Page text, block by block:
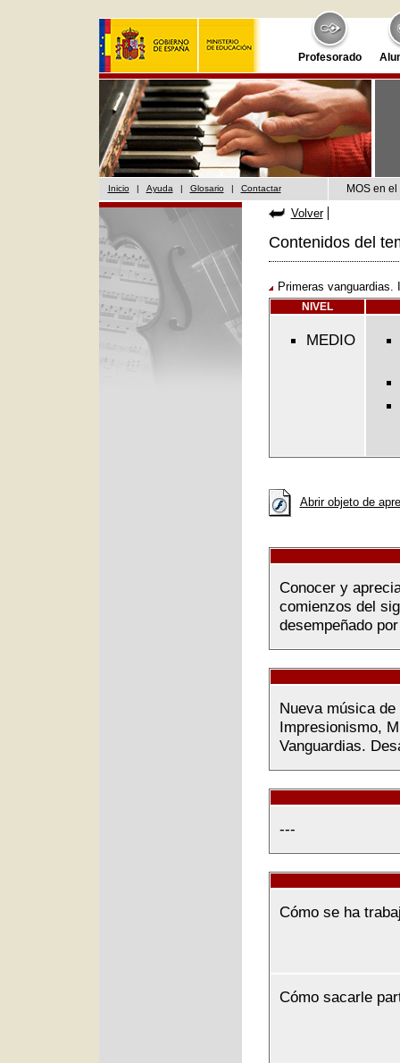
Profesorado
Inicio | Ayuda | Glosario | Contactar MOS en
Volver
Contenidos del
Primeras vanguardias.
NIVEL
MEDIO
Abrir objeto de
Conocer y
comienzos del
desempeñado
Nueva música
Impresionismo,
Vanguardias.
---
Cómo se ha
Cómo sacarle